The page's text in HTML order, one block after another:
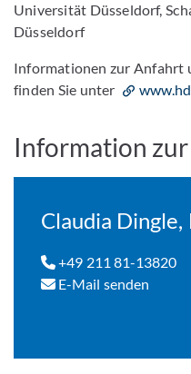
Universität Düsseldorf,
Düsseldorf
Informationen zur Anfahrt
finden Sie unter
Information
Claudia Dingle,
+49 211 81-13820
E-Mail senden